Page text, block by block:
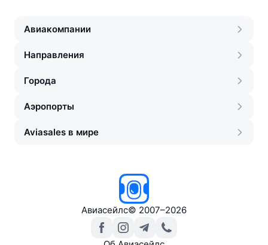
Авиакомпании
Направления
Города
Аэропорты
Aviasales в мире
Авиасейлс© 2007–2026